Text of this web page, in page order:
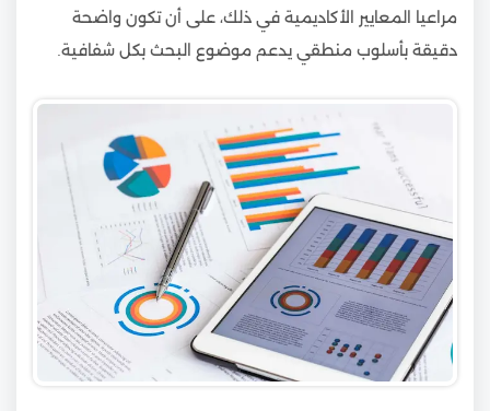
مراعيا المعايير الأكاديمية في ذلك، على أن تكون واضحة
دقيقة بأسلوب منطقي يدعم موضوع البحث بكل شفافية.